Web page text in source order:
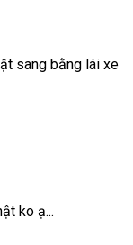
sang bằng lái xe
ko ạ...